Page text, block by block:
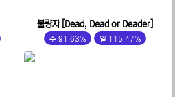
불량자 [Dead, Dead or Deader]
주 91.63% 일 115.47%